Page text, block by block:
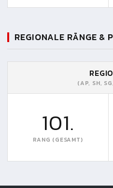
REGIONALE RÄNGE &
(AP, SH,
101.
RANG (GESAMT)